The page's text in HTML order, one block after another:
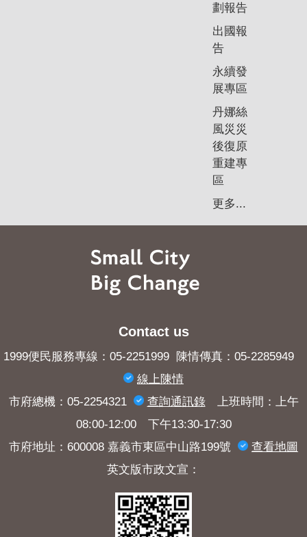
劃報告
出國報
告
永續發
展專區
丹娜絲
風災災
後復原
重建專
區
更多...
Contact us
1999便民服務專線：05-2251999 陳情傳真：05-2285949
線上陳情
市府總機：05-2254321
查詢​通訊錄上班時間：上午
08:00-12:00 下午13:30-17:30
市府地址：600008 嘉義市東區中山路199號
查看地圖
英文版市政文宣：